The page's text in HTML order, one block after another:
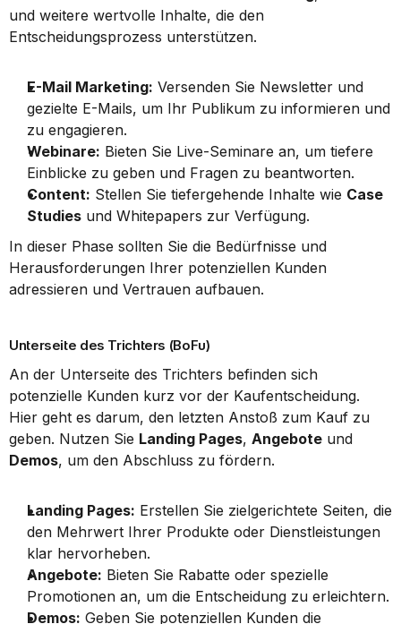
und weitere wertvolle Inhalte, die den
Entscheidungsprozess unterstützen.
E-Mail Marketing: Versenden Sie Newsletter und
gezielte E-Mails, um Ihr Publikum zu informieren und
zu engagieren.
Webinare: Bieten Sie Live-Seminare an, um tiefere
Einblicke zu geben und Fragen zu beantworten.
Content: Stellen Sie tiefergehende Inhalte wie Case
Studies und Whitepapers zur Verfügung.
In dieser Phase sollten Sie die Bedürfnisse und
Herausforderungen Ihrer potenziellen Kunden
adressieren und Vertrauen aufbauen.
Unterseite des Trichters (BoFu)
An der Unterseite des Trichters befinden sich
potenzielle Kunden kurz vor der Kaufentscheidung.
Hier geht es darum, den letzten Anstoß zum Kauf zu
geben. Nutzen Sie Landing Pages, Angebote
Demos, um den Abschluss zu fördern.
Landing Pages: Erstellen Sie zielgerichtete Seiten, die
den Mehrwert Ihrer Produkte oder Dienstleistungen
klar hervorheben.
Angebote: Bieten Sie Rabatte oder spezielle
Promotionen an, um die Entscheidung zu erleichtern.
Demos: Geben Sie potenziellen Kunden die